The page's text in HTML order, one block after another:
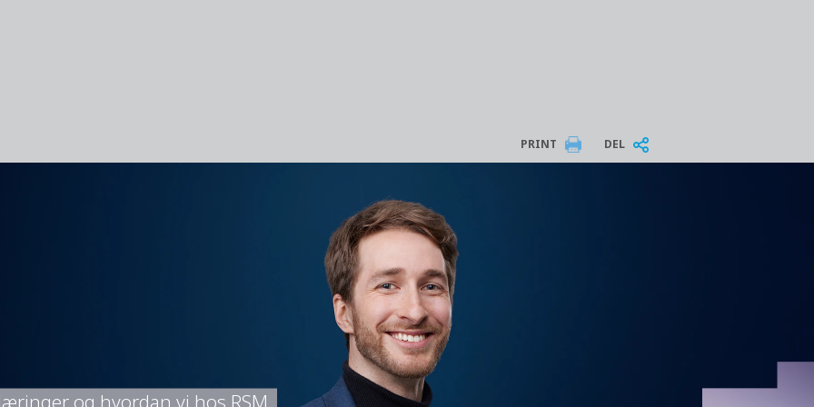
PRINT DEL
og hvordan vi hos RSM